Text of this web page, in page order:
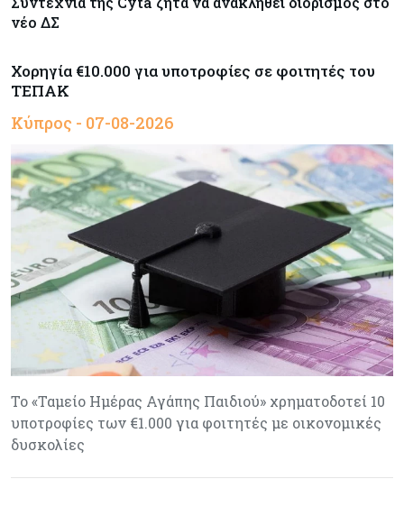
νέο ΔΣ
Χορηγία €10.000 για υποτροφίες σε φοιτητές του
ΤΕΠΑΚ
Κύπρος - 07-08-2026
Το «Ταμείο Ημέρας Αγάπης Παιδιού» χρηματοδοτεί 10
υποτροφίες των €1.000 για φοιτητές με οικονομικές
δυσκολίες